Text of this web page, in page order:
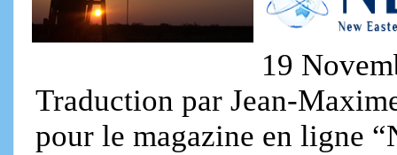
19
Traduction par Jean-
pour le magazine en ligne